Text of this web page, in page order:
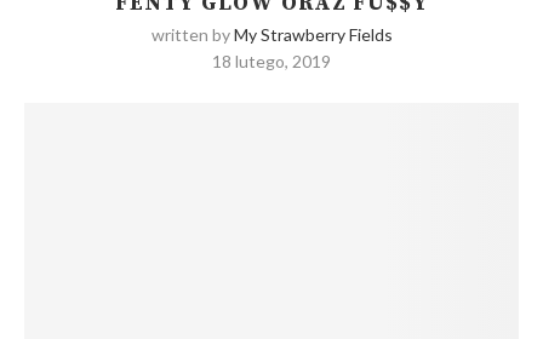
written byMy Strawberry Fields
18 lutego, 2019